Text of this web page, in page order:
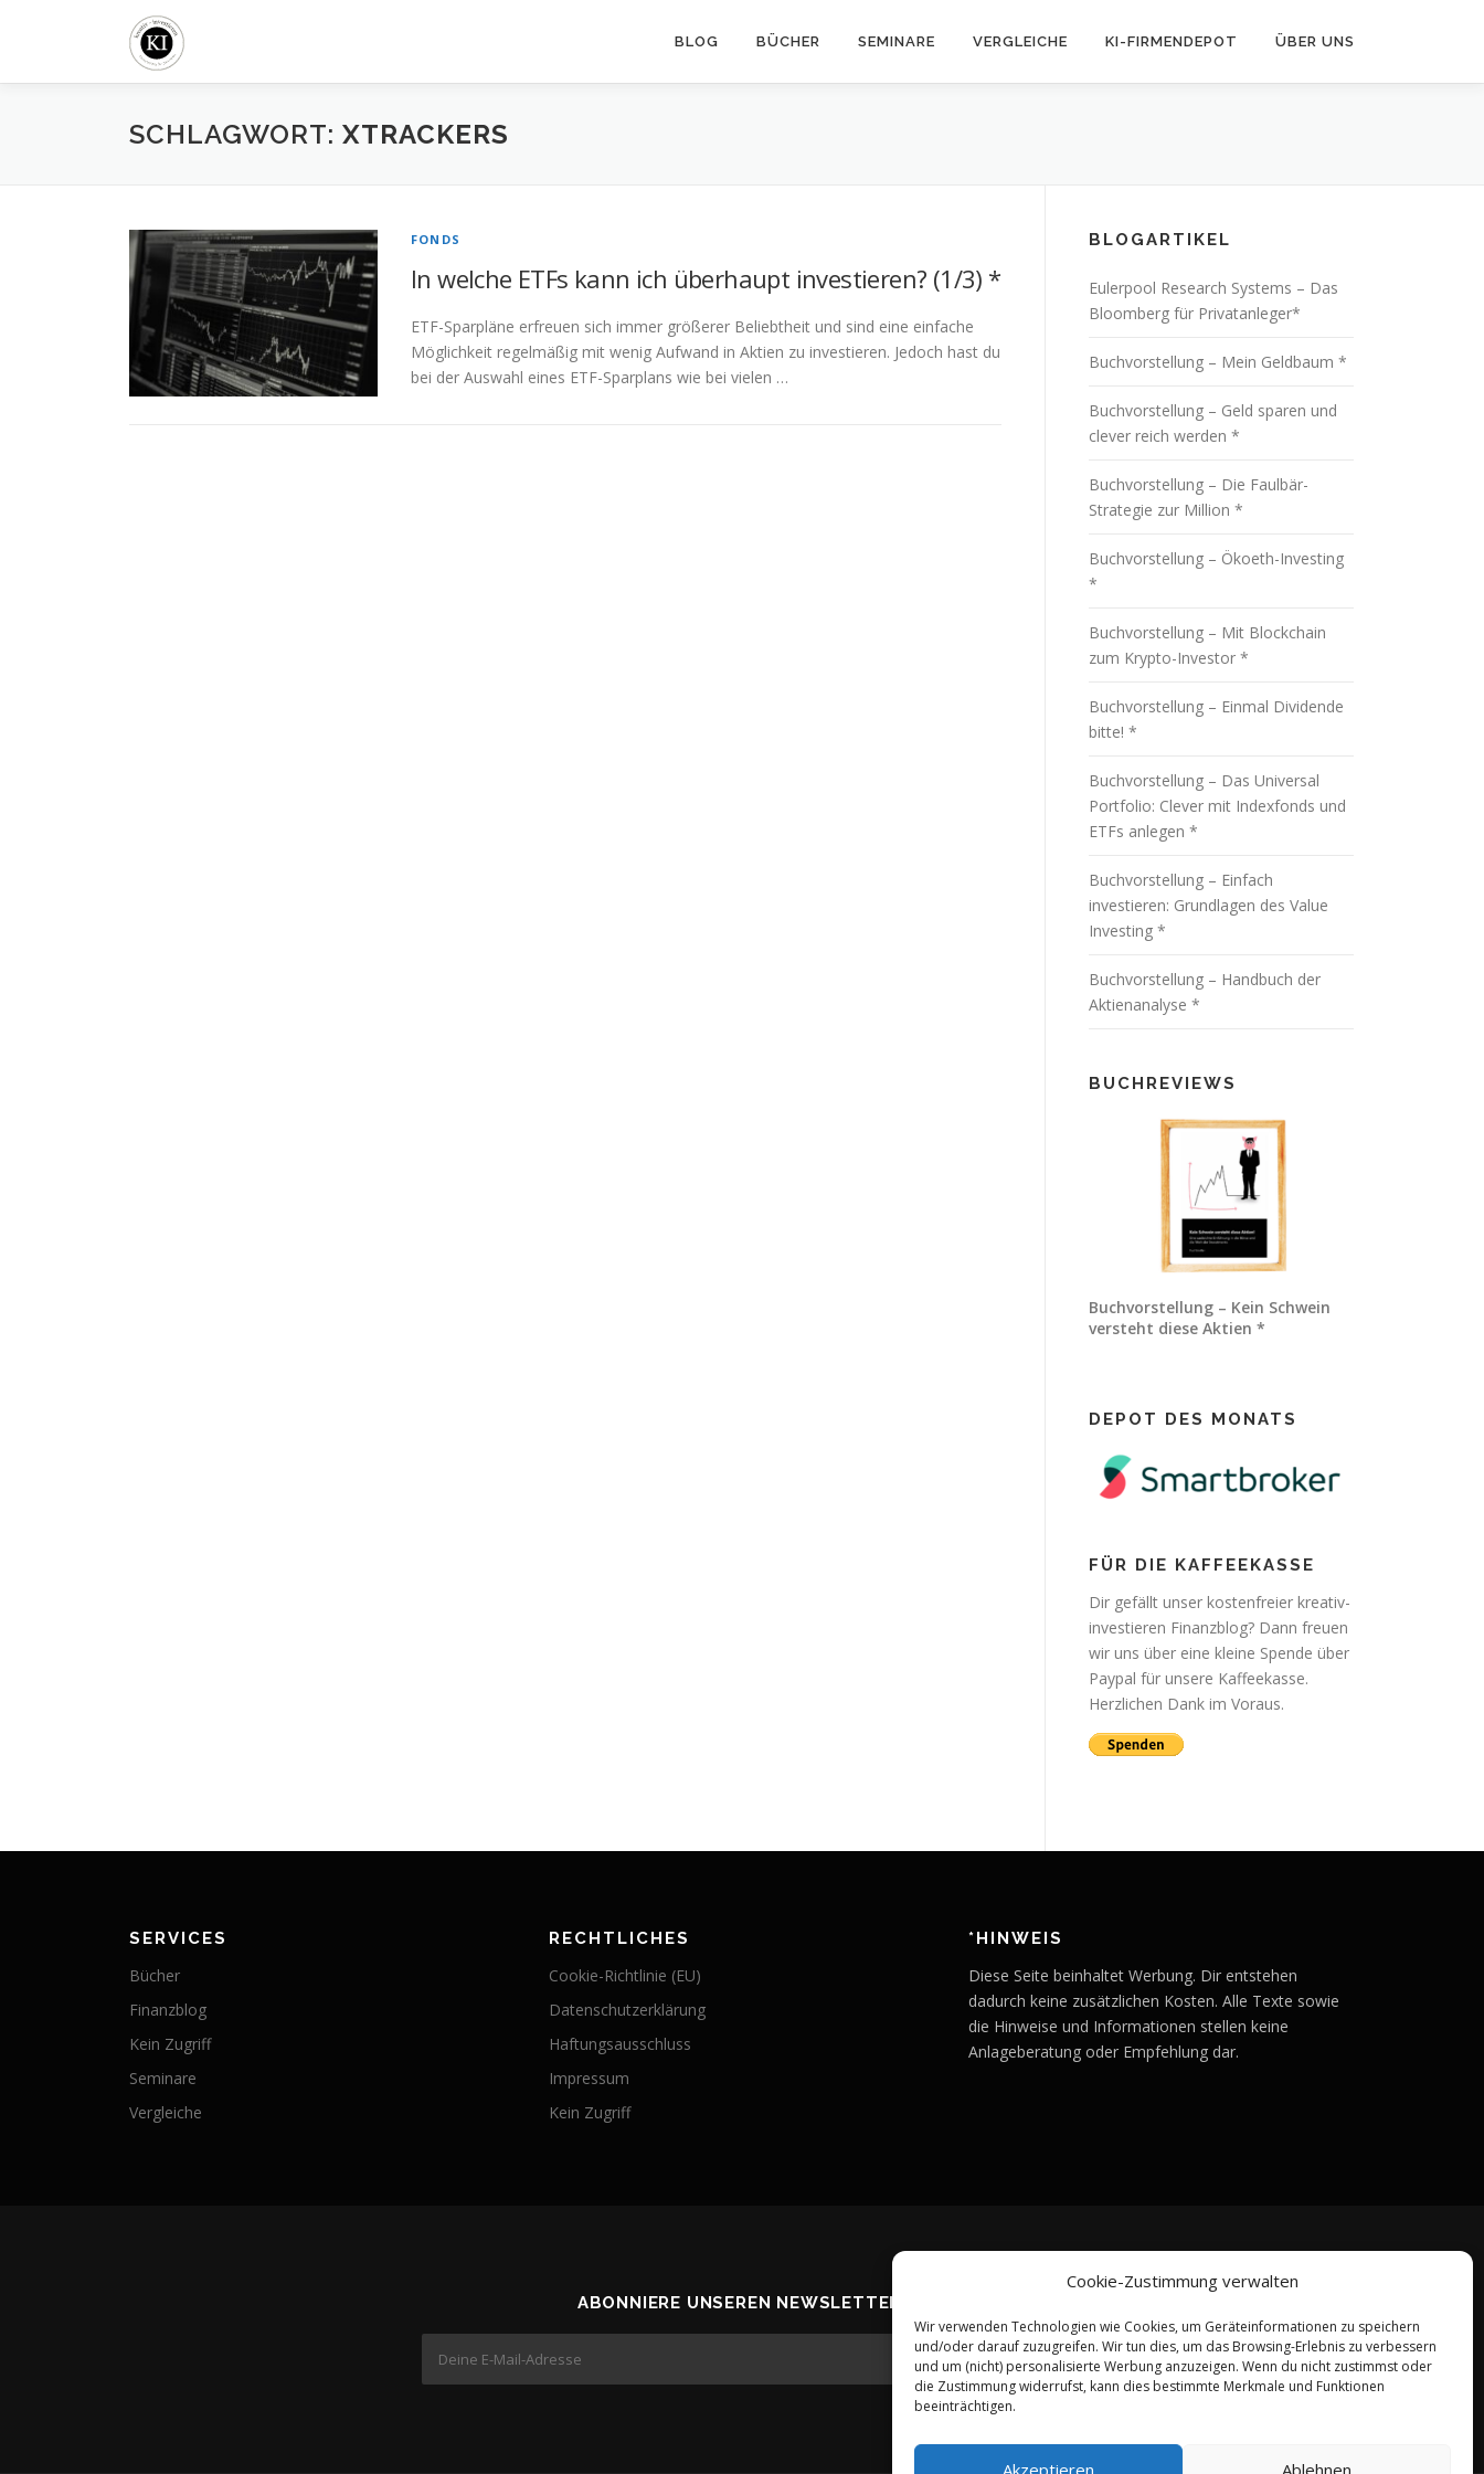
Cookie-Zustimmung verwalten
Wir verwenden Technologien wie Cookies, um Geräteinformationen zu speichern
und/oder darauf zuzugreifen. Wir tun dies, um das Browsing-Erlebnis zu verbessern
und um (nicht) personalisierte Werbung anzuzeigen. Wenn du nicht zustimmst oder
die Zustimmung widerrufst, kann dies bestimmte Merkmale und Funktionen
beeinträchtigen.
Akzeptieren Ablehnen
BLOG BÜCHER SEMINARE VERGLEICHE KI-FIRMENDEPOT ÜBER UNS
SCHLAGWORT: XTRACKERS
FONDS
In welche ETFs kann ich überhaupt investieren? (1/3) *
ETF-Sparpläne erfreuen sich immer größerer Beliebtheit und sind eine einfache
Möglichkeit regelmäßig mit wenig Aufwand in Aktien zu investieren. Jedoch hast du
bei der Auswahl eines ETF-Sparplans wie bei vielen …
BLOGARTIKEL
Eulerpool Research Systems – Das
Bloomberg für Privatanleger*
Buchvorstellung – Mein Geldbaum *
Buchvorstellung – Geld sparen und
clever reich werden *
Buchvorstellung – Die Faulbär-
Strategie zur Million *
Buchvorstellung – Ökoeth-Investing
*
Buchvorstellung – Mit Blockchain
zum Krypto-Investor *
Buchvorstellung – Einmal Dividende
bitte! *
Buchvorstellung – Das Universal
Portfolio: Clever mit Indexfonds und
ETFs anlegen *
Buchvorstellung – Einfach
investieren: Grundlagen des Value
Investing *
Buchvorstellung – Handbuch der
Aktienanalyse *
BUCHREVIEWS
Buchvorstellung – Kein Schwein
versteht diese Aktien *
DEPOT DES MONATS
FÜR DIE KAFFEEKASSE
Dir gefällt unser kostenfreier kreativ-
investieren Finanzblog? Dann freuen
wir uns über eine kleine Spende über
Paypal für unsere Kaffeekasse.
Herzlichen Dank im Voraus.
SERVICES
Bücher
Finanzblog
Kein Zugriff
Seminare
Vergleiche
RECHTLICHES
Cookie-Richtlinie (EU)
Datenschutzerklärung
Haftungsausschluss
Impressum
Kein Zugriff
*HINWEIS
Diese Seite beinhaltet Werbung. Dir entstehen
dadurch keine zusätzlichen Kosten. Alle Texte sowie
die Hinweise und Informationen stellen keine
Anlageberatung oder Empfehlung dar.
ABONNIERE UNSEREN NEWSLETTER!